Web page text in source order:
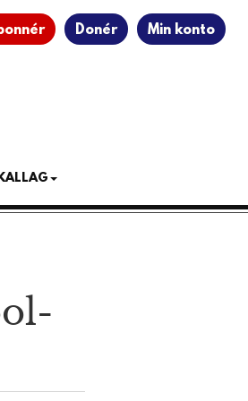
Donér Min konto